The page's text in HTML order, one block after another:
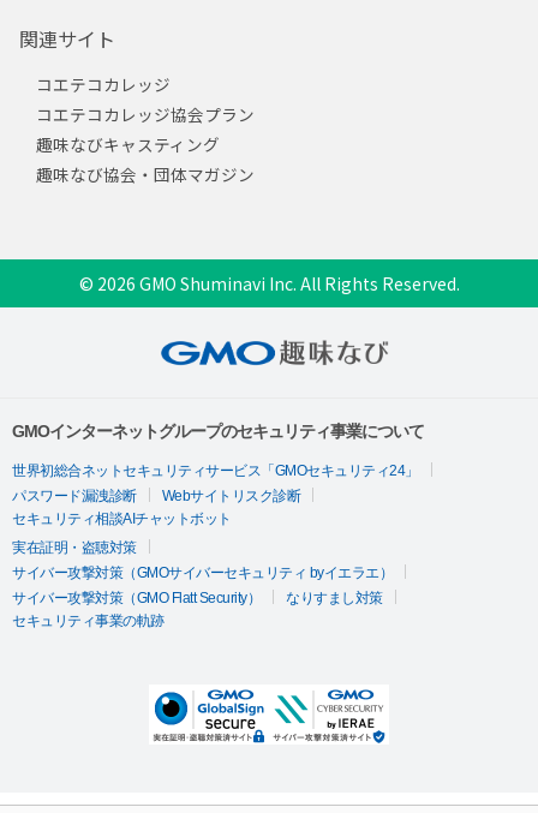
関連サイト
コエテコカレッジ
コエテコカレッジ協会プラン
趣味なびキャスティング
趣味なび協会・団体マガジン
© 2026 GMO Shuminavi Inc. All Rights Reserved.